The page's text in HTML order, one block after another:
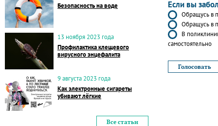
Безопасность на воде
13 ноября 2023 года
Профилактика клещевого
вирусного энцефалита
9 августа 2023 года
Как электронные сигареты
убивают лёгкие
Все статьи
Если вы
Обращусь в
Обращусь в
В
самостоятельно